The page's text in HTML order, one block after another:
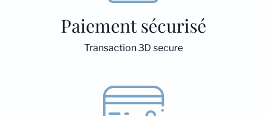
Paiement sécurisé
Transaction 3D secure